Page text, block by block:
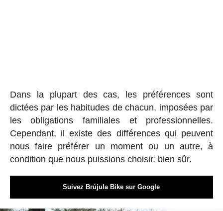
Dans la plupart des cas, les préférences sont
dictées par les habitudes de chacun, imposées par
les obligations familiales et professionnelles.
Cependant, il existe des différences qui peuvent
nous faire préférer un moment ou un autre, à
condition que nous puissions choisir, bien sûr.
Suivez Brújula Bike sur Google